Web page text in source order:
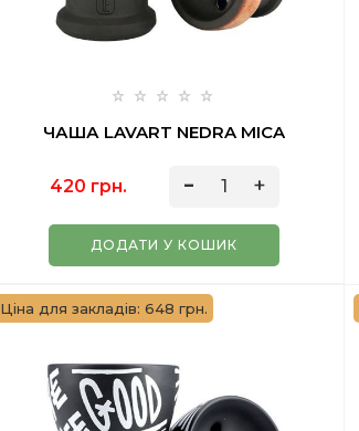
ЧАША LAVART NEDRA MICA
420 грн.
ДОДАТИ У КОШИК
Ціна для закладів: 648 грн.